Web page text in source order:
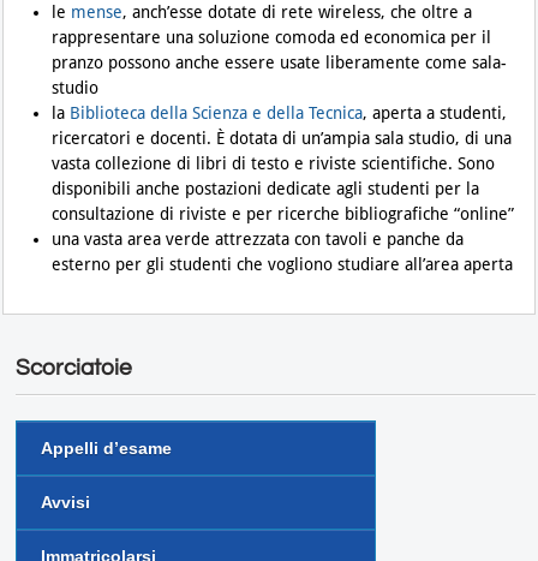
le mense, anch’esse dotate di rete wireless, che oltre a
rappresentare una soluzione comoda ed economica per il
pranzo possono anche essere usate liberamente come sala-
studio
la Biblioteca della Scienza e della Tecnica, aperta a studenti,
ricercatori e docenti. È dotata di un’ampia sala studio, di una
vasta collezione di libri di testo e riviste scientifiche. Sono
disponibili anche postazioni dedicate agli studenti per la
consultazione di riviste e per ricerche bibliografiche “online”
una vasta area verde attrezzata con tavoli e panche da
esterno per gli studenti che vogliono studiare all’area aperta
Scorciatoie
Appelli d’esame
Avvisi
Immatricolarsi